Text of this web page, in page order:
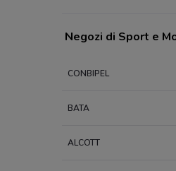
Negozi di Sport e
CONBIPEL
BATA
ALCOTT